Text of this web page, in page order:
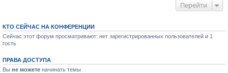
Перейти
КТО СЕЙЧАС НА КОНФЕРЕНЦИИ
Сейчас этот форум просматривают: нет зарегистрированных пользователей и 1
гость
ПРАВА ДОСТУПА
Вы не можете начинать темы